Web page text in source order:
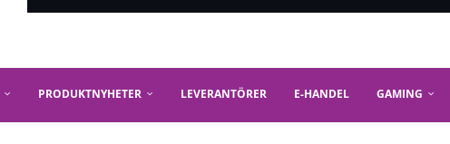
PRODUKTNYHETER LEVERANTÖRER E-HANDEL GAMING